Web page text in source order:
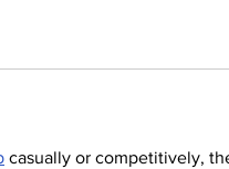
casually or competitively,